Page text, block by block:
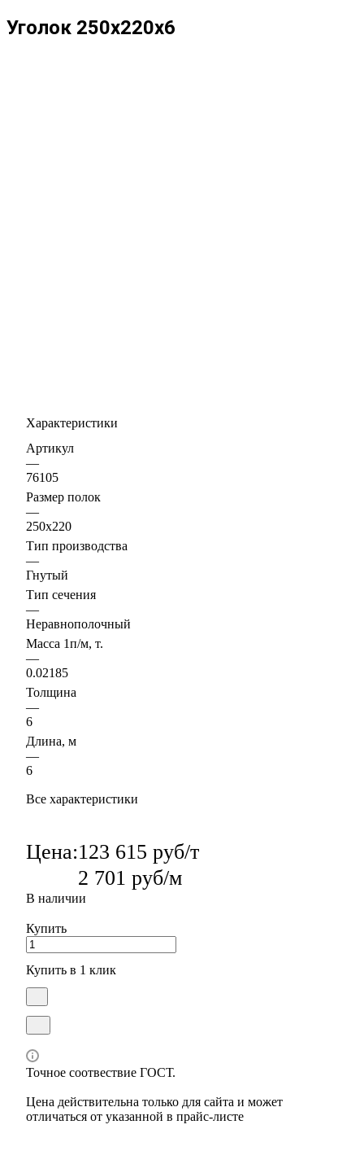
Уголок 250х220х6
Характеристики
Артикул
—
76105
Размер полок
—
250х220
Тип производства
—
Гнутый
Тип сечения
—
Неравнополочный
Масса 1п/м, т.
—
0.02185
Толщина
—
6
Длина, м
—
6
Все характеристики
Цена:123 615 руб/т
2 701 руб/м
В наличии
Купить
Купить в 1 клик
Точное соотвествие ГОСТ.
Цена действительна только для сайта и может
отличаться от указанной в прайс-листе